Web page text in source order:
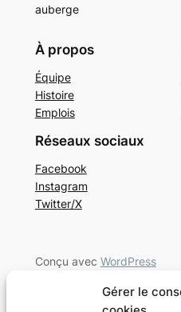
Gérer le
auberge
À propos
Équipe
Histoire
Emplois
Réseaux sociaux
Facebook
Instagram
Twitter/X
Conçu avec WordPress